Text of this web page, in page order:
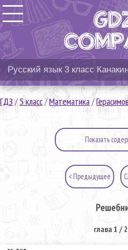
ГДЗ/5 класс/Математика/
Показать
< Предыдущее
глава 1 /